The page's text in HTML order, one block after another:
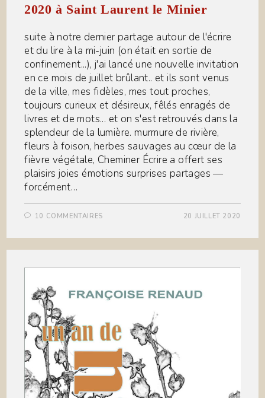
2020 à Saint Laurent le Minier
suite à notre dernier partage autour de l'écrire
et du lire à la mi-juin (on était en sortie de
confinement...), j'ai lancé une nouvelle invitation
en ce mois de juillet brûlant.. et ils sont venus
de la ville, mes fidèles, mes tout proches,
toujours curieux et désireux, fêlés enragés de
livres et de mots... et on s'est retrouvés dans la
splendeur de la lumière. murmure de rivière,
fleurs à foison, herbes sauvages au cœur de la
fièvre végétale, Cheminer Écrire a offert ses
plaisirs joies émotions surprises partages —
forcément…
10 COMMENTAIRES 20 JUILLET 2020